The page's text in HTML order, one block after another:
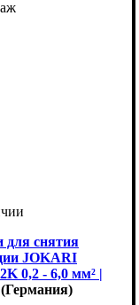
снятия
JOKARI
0,2 - 6,0 мм² |
- 10